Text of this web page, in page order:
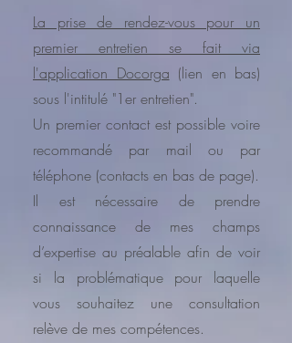
La prise de rendez-vous pour un
premier entretien se fait via
l'application Docorga (lien en bas)
sous l'intitulé "1er entretien".
Un premier contact est possible voire
recommandé par mail ou par
téléphone (contacts en bas de page).
Il est nécessaire de prendre
connaissance de mes champs
d’expertise au préalable afin de voir
si la problématique pour laquelle
vous souhaitez une consultation
relève de mes compétences.